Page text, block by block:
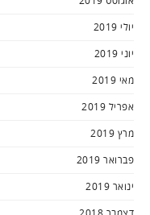
יולי 2019
יוני 2019
מאי 2019
אפריל 2019
מרץ 2019
פברואר 2019
ינואר 2019